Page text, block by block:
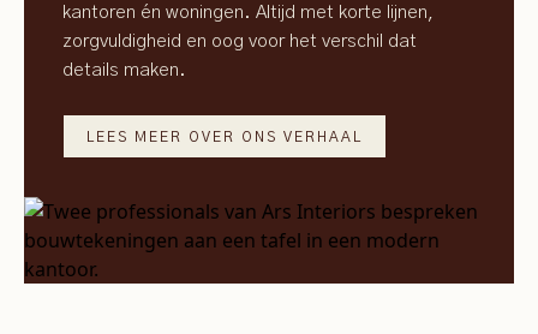
kantoren én woningen. Altijd met korte lijnen,
zorgvuldigheid en oog voor het verschil dat
details maken.
LEES MEER OVER ONS VERHAAL